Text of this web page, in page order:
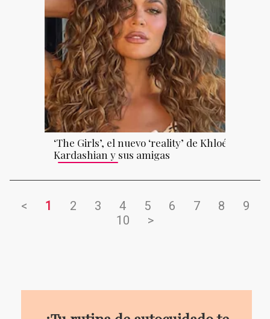
‘The Girls’, el nuevo ‘reality’ de Khloé
Kardashian y sus amigas
< 1 2 3 4 5 6 7 8
9
10
>